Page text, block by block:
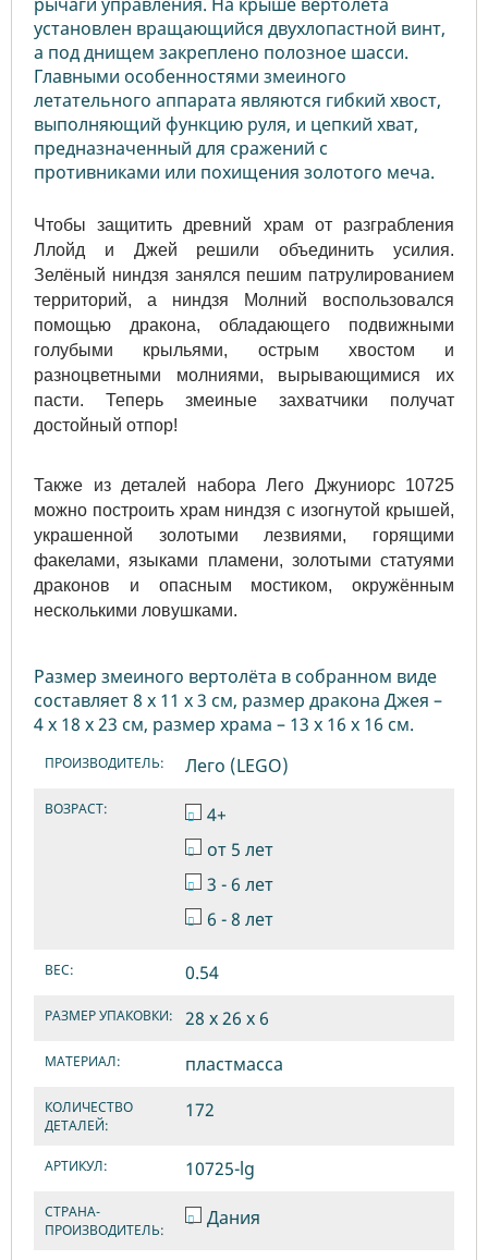
установлен вращающийся двухлопастной винт,
а под днищем закреплено полозное шасси.
Главными особенностями змеиного
летательного аппарата являются гибкий хвост,
выполняющий функцию руля, и цепкий хват,
предназначенный для сражений с
противниками или похищения золотого меча.
Чтобы защитить древний храм от разграбления
Ллойд и Джей решили объединить усилия.
Зелёный ниндзя занялся пешим патрулированием
территорий, а ниндзя Молний воспользовался
помощью дракона, обладающего подвижными
голубыми крыльями, острым хвостом и
разноцветными молниями, вырывающимися их
пасти. Теперь змеиные захватчики получат
достойный отпор!
Также из деталей набора Лего Джуниорс 10725
можно построить храм ниндзя с изогнутой крышей,
украшенной золотыми лезвиями, горящими
факелами, языками пламени, золотыми статуями
драконов и опасным мостиком, окружённым
несколькими ловушками.
Размер змеиного вертолёта в собранном виде
составляет 8 х 11 х 3 см, размер дракона Джея –
4 х 18 х 23 см, размер храма – 13 х 16 х 16 см.
ПРОИЗВОДИТЕЛЬ: Лего (LEGO)
ВОЗРАСТ:
4+
от 5 лет
3 - 6 лет
6 - 8 лет
ВЕС: 0.54
РАЗМЕР УПАКОВКИ: 28 x 26 x 6
МАТЕРИАЛ: пластмасса
КОЛИЧЕСТВО
ДЕТАЛЕЙ:
172
АРТИКУЛ: 10725-lg
СТРАНА-
ПРОИЗВОДИТЕЛЬ:
Дания